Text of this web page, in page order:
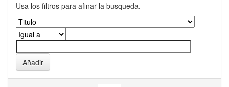
Usa los filtros para afinar la busqueda.